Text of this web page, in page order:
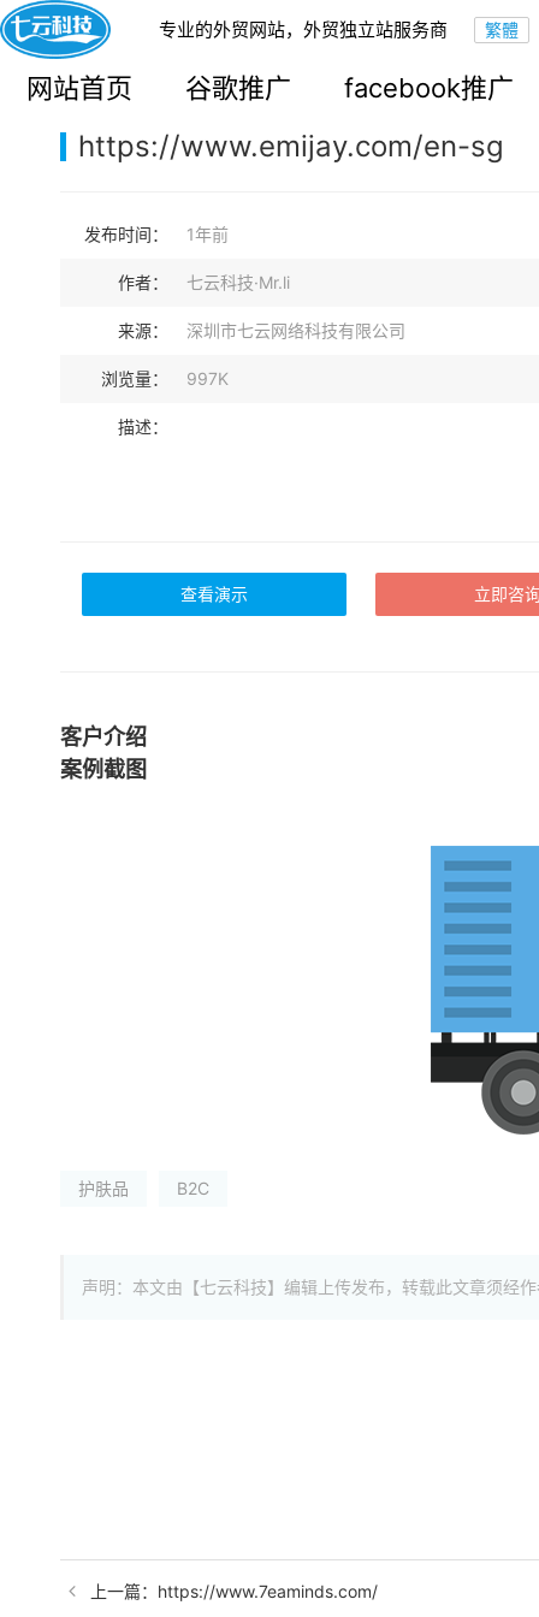
专业的外贸网站，外贸独立站服务商
网站首页 谷歌推广 facebook推广
您的当前位置： 网站首页>案例展示>B2C外贸独立站
https://www.emijay.com/en-sg
发布时间： 1年前
作者： 七云科技·Mr.li
来源： 深圳市七云网络科技有限公司
浏览量： 997K
描述：
查看演示 立即咨
客户介绍
案例截图
护肤品 B2C
声明：本文由【七云科技】编辑上传发布，转载此文章须经
上一篇：https://www.7eaminds.com/